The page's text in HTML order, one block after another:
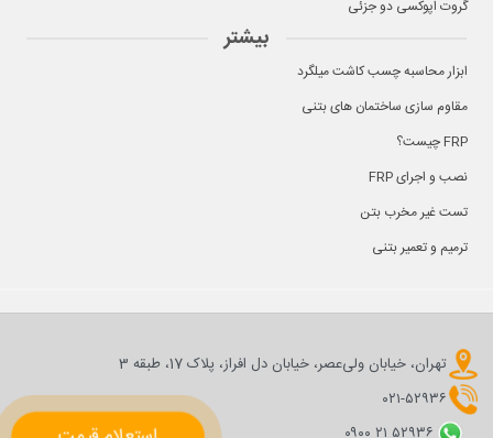
گروت اپوکسی دو جزئی
بیشتر
ابزار محاسبه چسب کاشت میلگرد
مقاوم سازی ساختمان های بتنی
FRP چیست؟
نصب و اجرای FRP
تست غیر مخرب بتن
ترمیم و تعمیر بتنی
تهران، خیابان ولی‌عصر، خیابان دل افراز، پلاک 17، طبقه 3
۰۲۱-۵۲۹۳۶